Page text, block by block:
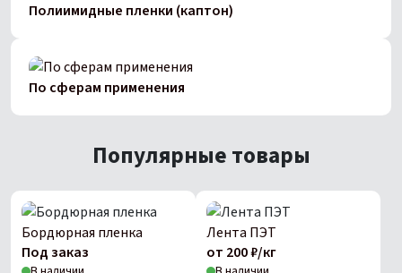
Полиимидные пленки (каптон)
По сферам применения
Популярные товары
Бордюрная пленка
Под заказ
Лента ПЭТ
от 200 ₽/кг